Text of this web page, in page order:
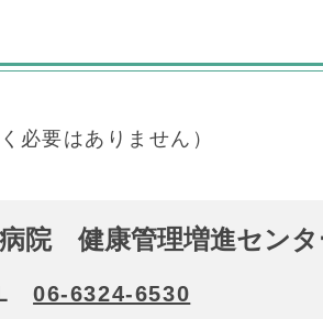
必要はありません）
院 健康管理増進センタ
06-6324-6530